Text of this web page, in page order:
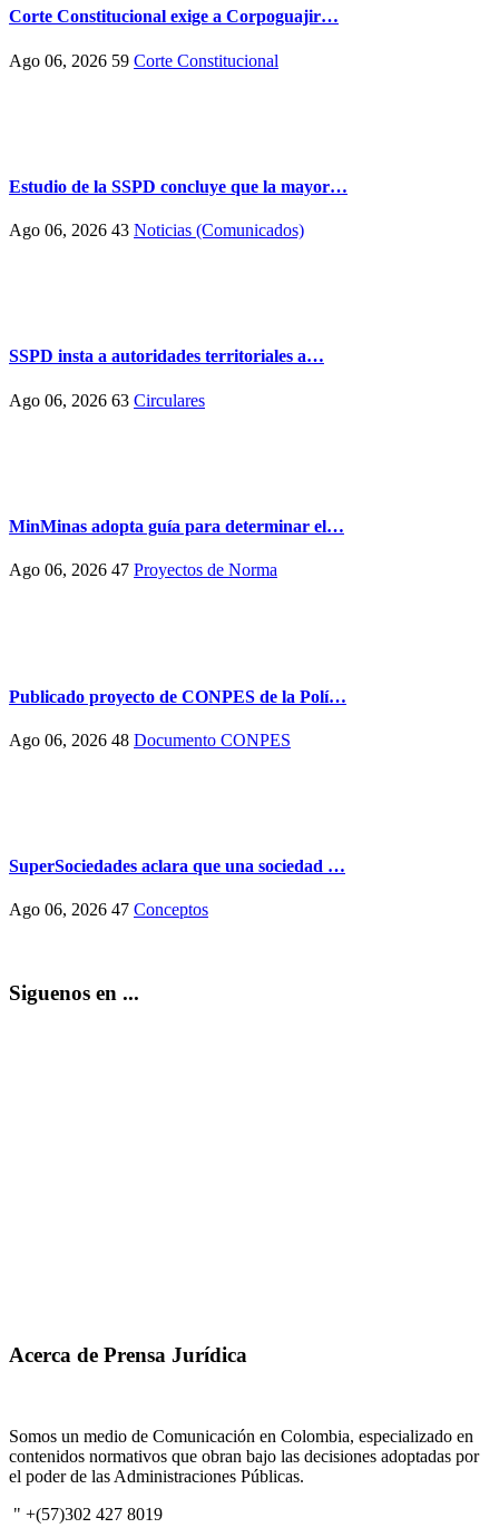
Corte Constitucional exige a Corpoguajir…
Ago 06, 2026 59 Corte Constitucional
Estudio de la SSPD concluye que la mayor…
Ago 06, 2026 43 Noticias (Comunicados)
SSPD insta a autoridades territoriales a…
Ago 06, 2026 63 Circulares
MinMinas adopta guía para determinar el…
Ago 06, 2026 47 Proyectos de Norma
Publicado proyecto de CONPES de la Polí…
Ago 06, 2026 48 Documento CONPES
SuperSociedades aclara que una sociedad …
Ago 06, 2026 47 Conceptos
Siguenos en ...
Acerca de Prensa Jurídica
Somos un medio de Comunicación en Colombia, especializado en
contenidos normativos que obran bajo las decisiones adoptadas por
el poder de las Administraciones Públicas.
" +(57)302 427 8019